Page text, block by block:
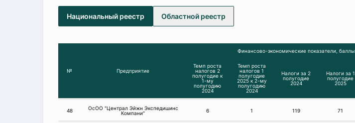
Национальный реестр Областной реестр
№ Предприятие
Финансово-экономические показатели, баллы
Темп роста
налогов 2
полугодие к
1-му
полугодию
2024
Темп роста
налогов 1
полугодие
2025 к 2-му
полугодию
2024
Налоги за 2
полугодие
2024
Налоги за 1
полугодие
2025
48
ОсОО "Централ Эйжн Экспедишинс
Компани"
6 1 119 71